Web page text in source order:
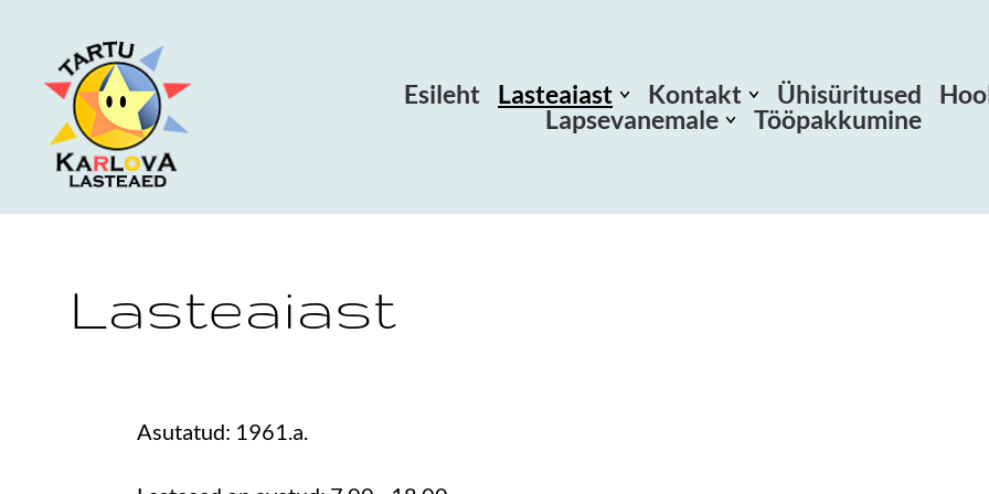
Esileht Lasteaiast Kontakt Ühisüritused
Lapsevanemale
Tööpakkumine
Lasteaiast
Asutatud: 1961.a.